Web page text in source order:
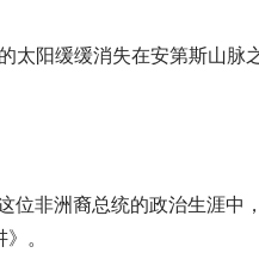
太阳缓缓消失在安第斯山脉
位非洲裔总统的政治生涯中
。